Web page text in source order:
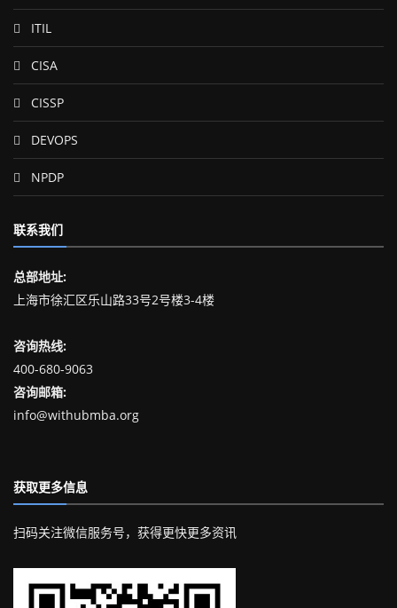
ITIL
CISA
CISSP
DEVOPS
NPDP
联系我们
总部地址:
上海市徐汇区乐山路33号2号楼3-4楼
咨询热线:
400-680-9063
咨询邮箱:
info@withubmba.org
获取更多信息
扫码关注微信服务号，获得更快更多资讯